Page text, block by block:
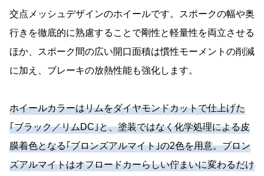
交点メッシュデザインのホイールです。スポークの幅や奥
行きを徹底的に熟慮することで剛性と軽量性を両立させる
ほか、スポーク間の広い開口面積は慣性モーメントの削減
に加え、ブレーキの放熱性能も強化します。
ホイールカラーはリムをダイヤモンドカットで仕上げた
｢ブラック／リムDC｣と、塗装ではなく化学処理による皮
膜着色となる｢ブロンズアルマイト｣の2色を用意。ブロン
ズアルマイトはオフロードカーらしい佇まいに変わるだけ